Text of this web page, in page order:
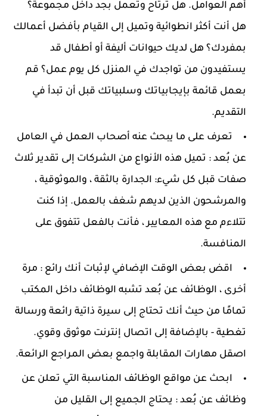
أهم العوامل. هل ترتاح وتعمل بجد داخل مجموعة؟
هل أنت أكثر انطوائية وتميل إلى القيام بأفضل أعمالك
بمفردك؟ هل لديك حيوانات أليفة أو أطفال قد
يستفيدون من تواجدك في المنزل كل يوم عمل؟ قم
بعمل قائمة بإيجابياتك وسلبياتك قبل أن تبدأ في
التقديم.
تعرف على ما يبحث عنه أصحاب العمل في العامل
عن بُعد : تميل هذه الأنواع من الشركات إلى تقدير ثلاث
صفات قبل كل شيء: الجدارة بالثقة ، والموثوقية ،
والمرشحون الذين لديهم شغف بالعمل. إذا كنت
تتلاءم مع هذه المعايير ، فأنت بالفعل تتفوق على
المنافسة.
اقض بعض الوقت الإضافي لإثبات أنك رائع : مرة
أخرى ، الوظائف عن بُعد تشبه الوظائف داخل المكتب
تمامًا من حيث أنك تحتاج إلى سيرة ذاتية رائعة ورسالة
تغطية - بالإضافة إلى اتصال إنترنت موثوق وقوي.
اصقل مهارات المقابلة واجمع بعض المراجع الرائعة.
ابحث عن مواقع الوظائف المناسبة التي تعلن عن
وظائف عن بُعد : يحتاج الجميع إلى القليل من